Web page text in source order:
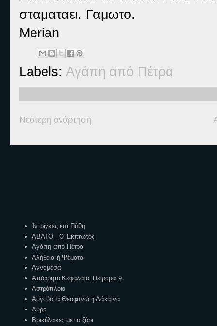
σταματαει. Γαμωτο.
Merian
Labels: Αγάπη από Πέτρα
Νεότερη ανάρτηση
Ίντριγκες και Πάθη
ΑΒΑΤΟ - Ο Έκπτωτος
Αγάπη από Πέτρα
Αλήθεια ή Ψέματα
Αννάμεσα
Απόρρητο Κεφάλαιο: Πείραμα 9
Αστρόπλοιο
Αυγούστα Θεοφανώ η Λάκαινα
Αύρα
Βρικόλακες με το ζόρι